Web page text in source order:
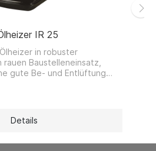
IR 25
in robuster
Baustelleneinsatz,
gute Be- und Entlüftung
oder Personen und ist
im Freien geeignet.
Details